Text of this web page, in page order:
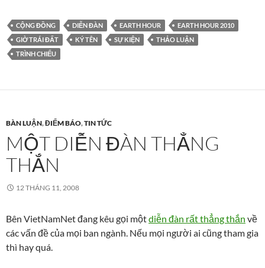
CỘNG ĐỒNG DIỄN ĐÀN EARTH HOUR
EARTH HOUR 2010
GIỜ TRÁI ĐẤT
KÝ TÊN SỰ KIỆN
THẢO LUẬN
TRÌNH CHIẾU
BÀN LUẬN,ĐIỂM BÁO,TIN TỨC
MỘT DIỄN ĐÀN THẲNG
THẮN
12 THÁNG 11, 2008
Bên VietNamNet đang kêu gọi mộtdiễn đàn rất thẳng thắn về
các vấn đề của mọi ban ngành. Nếu mọi người ai cũng tham gia
thì hay quá.